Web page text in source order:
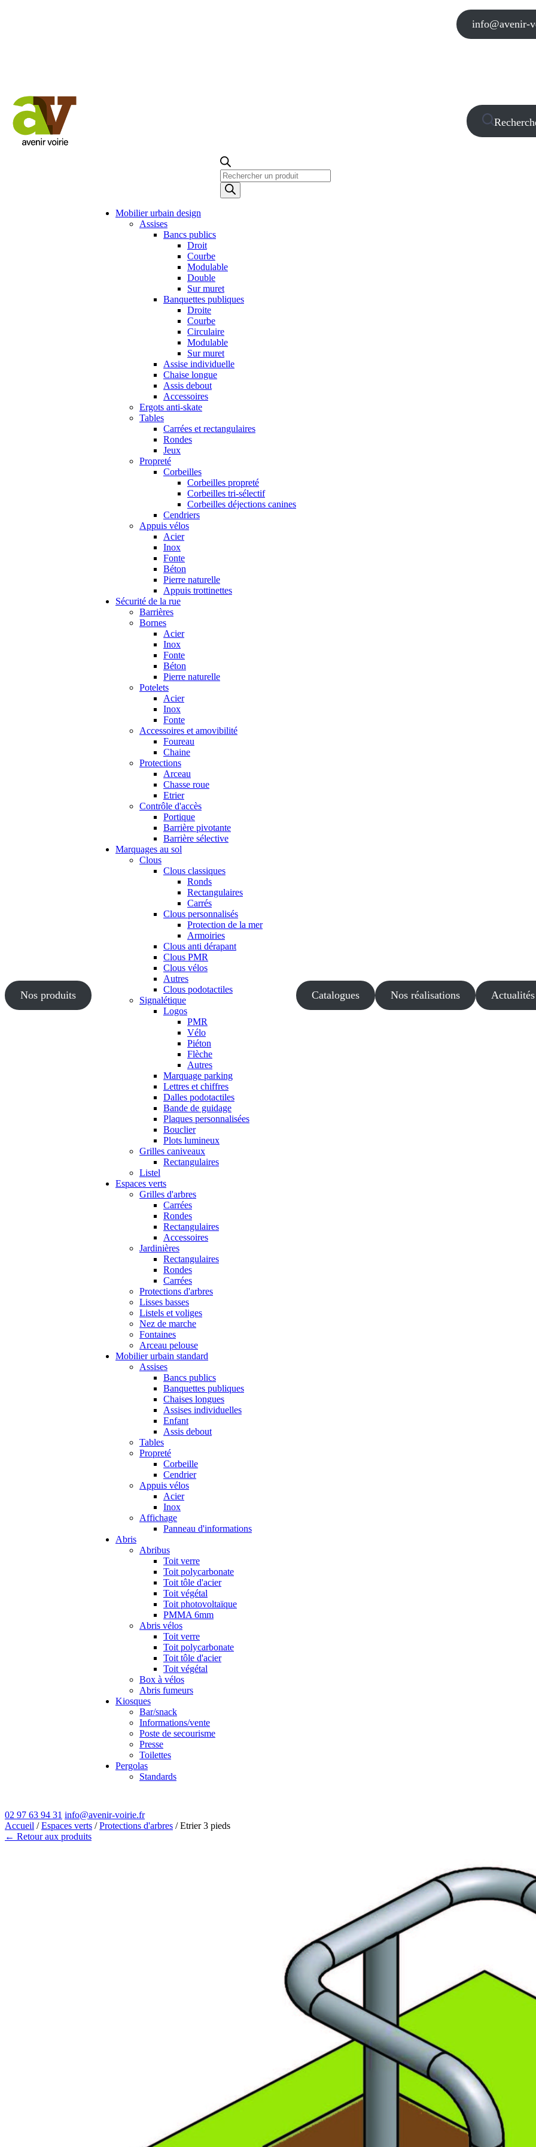
info@avenir-
Recherche
de
produits
Nos produits
Mobilier urbain design
Assises
Bancs publics
Droit
Courbe
Modulable
Double
Sur muret
Banquettes publiques
Droite
Courbe
Circulaire
Modulable
Sur muret
Assise individuelle
Chaise longue
Assis debout
Accessoires
Ergots anti-skate
Tables
Carrées et rectangulaires
Rondes
Jeux
Propreté
Corbeilles
Corbeilles propreté
Corbeilles tri-sélectif
Corbeilles déjections canines
Cendriers
Appuis vélos
Acier
Inox
Fonte
Béton
Pierre naturelle
Appuis trottinettes
Sécurité de la rue
Barrières
Bornes
Acier
Inox
Fonte
Béton
Pierre naturelle
Potelets
Acier
Inox
Fonte
Accessoires et amovibilité
Foureau
Chaine
Protections
Arceau
Chasse roue
Etrier
Contrôle d'accès
Portique
Barrière pivotante
Barrière sélective
Marquages au sol
Clous
Clous classiques
Ronds
Rectangulaires
Carrés
Clous personnalisés
Protection de la mer
Armoiries
Clous anti dérapant
Clous PMR
Clous vélos
Autres
Clous podotactiles
Signalétique
Logos
PMR
Vélo
Piéton
Flèche
Autres
Marquage parking
Lettres et chiffres
Dalles podotactiles
Bande de guidage
Plaques personnalisées
Bouclier
Plots lumineux
Grilles caniveaux
Rectangulaires
Listel
Espaces verts
Grilles d'arbres
Carrées
Rondes
Rectangulaires
Accessoires
Jardinières
Rectangulaires
Rondes
Carrées
Protections d'arbres
Lisses basses
Listels et voliges
Nez de marche
Fontaines
Arceau pelouse
Mobilier urbain standard
Assises
Bancs publics
Banquettes publiques
Chaises longues
Assises individuelles
Enfant
Assis debout
Tables
Propreté
Corbeille
Cendrier
Appuis vélos
Acier
Inox
Affichage
Panneau d'informations
Abris
Abribus
Toit verre
Toit polycarbonate
Toit tôle d'acier
Toit végétal
Toit photovoltaïque
PMMA 6mm
Abris vélos
Toit verre
Toit polycarbonate
Toit tôle d'acier
Toit végétal
Box à vélos
Abris fumeurs
Kiosques
Bar/snack
Informations/vente
Poste de secourisme
Presse
Toilettes
Pergolas
Standards
Catalogues Nos réalisations Actualités
02 97 63 94 31 info@avenir-voirie.fr
Accueil /Espaces verts /Protections d'arbres / Etrier 3 pieds
← Retour aux produits